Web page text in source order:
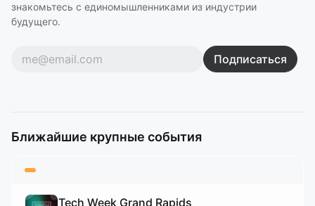
знакомьтесь с единомышленниками из индустрии
будущего.
Подписаться
Ближайшие крупные события
Tech Week Grand Rapids